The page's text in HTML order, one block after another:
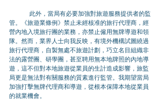
管。《旅遊業條例》禁止未經核准的旅行代理商，經
營內地入境旅行團的業務，亦禁止僱用無牌導遊和領
隊。然而，業界人士向我反映，有境外機構試圖繞過
旅行代理商，自製無處不旅遊計劃，巧立名目組織非
法的露營團、研學團，甚至聘用無本地牌照的內地導
遊，這不但對本地旅遊從業員的生計造成影響，旅監
局更是無法對有關服務的質素進行監管。我期望當局
加強打擊無牌代理商和導遊，從根本保障本地從業員
的就業機會。